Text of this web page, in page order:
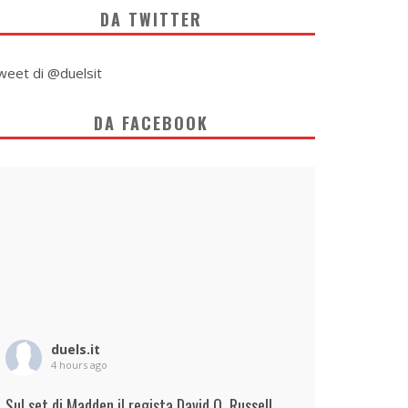
DA TWITTER
di @duelsit
DA FACEBOOK
duels.it
4 hours ago